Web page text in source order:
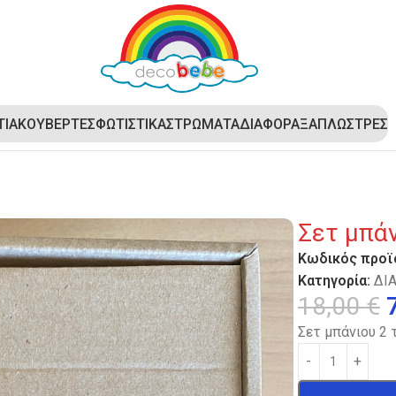
ΚΟΥΒΕΡΤΕΣΦΩΤΙΣΤΙΚΑΣΤΡΩΜΑΤΑΔΙΑΦΟΡΑΞΑΠΛΩΣΤΡΕΣ
Σετ
Κωδικός
Κατηγορία:
18,00€
Σετ μπάνιου 2